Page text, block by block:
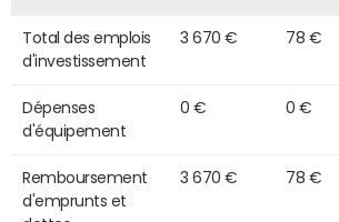
Total des emplois
d'investissement
3 670 € 78 €
Dépenses
d'équipement
0 € 0 €
Remboursement
d'emprunts et
3 670 € 78 €